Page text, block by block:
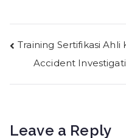
Post
navigation
Training Sertifikasi
Accident
Leave a Reply